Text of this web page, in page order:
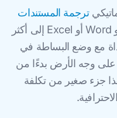
ترجمة المستندات
أداة تقوم بتحويل أي ملف PDF أو Word أو Excel إلى أكثر
مع وضع البساطة في
على وجه الأرض بدءًا من
وهذا جزء صغير من تكلفة